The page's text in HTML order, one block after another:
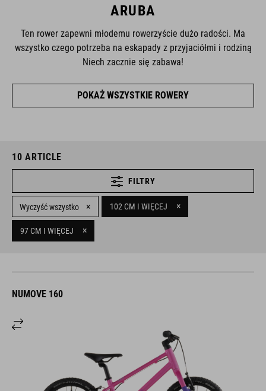
ARUBA
Ten rower zapewni młodemu rowerzyście dużo radości. Ma
wszystko czego potrzeba na eskapady z przyjaciółmi i rodziną
Niech zacznie się zabawa!
POKAŻ WSZYSTKIE ROWERY
10 ARTICLE
FILTRY
Wyczyść wszystko × 102 CM I WIĘCEJ ×
97 CM I WIĘCEJ ×
NUMOVE 160